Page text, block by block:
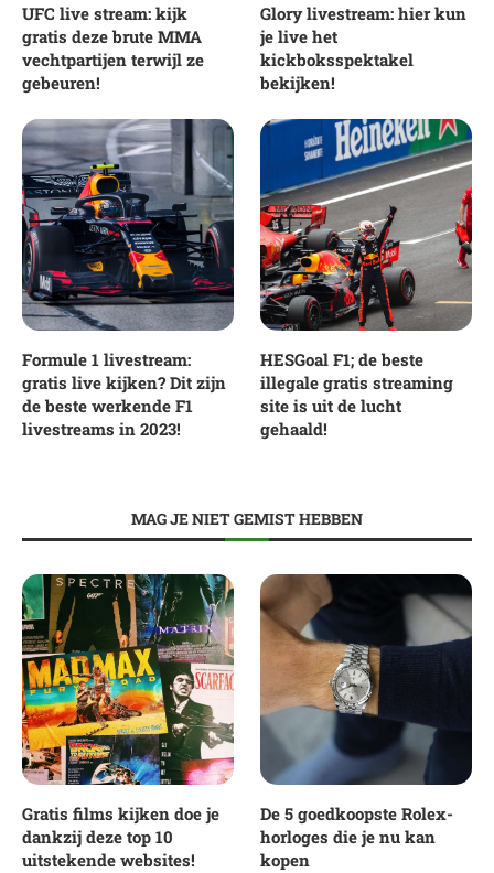
UFC live stream: kijk
gratis deze brute MMA
vechtpartijen terwijl ze
gebeuren!
Glory livestream: hier kun
je live het
kickboksspektakel
bekijken!
Formule 1 livestream:
gratis live kijken? Dit zijn
de beste werkende F1
livestreams in 2023!
HESGoal F1; de beste
illegale gratis streaming
site is uit de lucht
gehaald!
MAG JE NIET GEMIST HEBBEN
Gratis films kijken doe je
dankzij deze top 10
uitstekende websites!
De 5 goedkoopste Rolex-
horloges die je nu kan
kopen